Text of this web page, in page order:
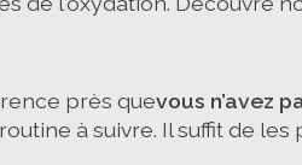
près quevous n’avez
à suivre. Il suffit de les